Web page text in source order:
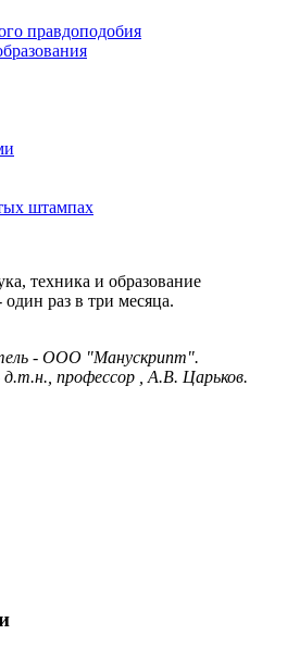
правдоподобия
штампах
техника и образование
раз в три месяца.
- ООО "Манускрипт".
профессор , А.В. Царьков.